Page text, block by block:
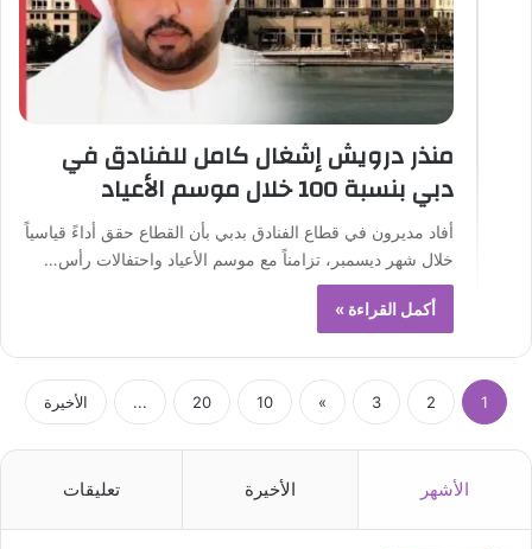
منذر درويش إشغال كامل للفنادق في
دبي بنسبة 100 خلال موسم الأعياد
أفاد مديرون في قطاع الفنادق بدبي بأن القطاع حقق أداءً قياسياً
خلال شهر ديسمبر، تزامناً مع موسم الأعياد واحتفالات رأس…
أكمل القراءة »
1
2
3
»
10
20
... الأخيرة
الأشهر الأخيرة تعليقات